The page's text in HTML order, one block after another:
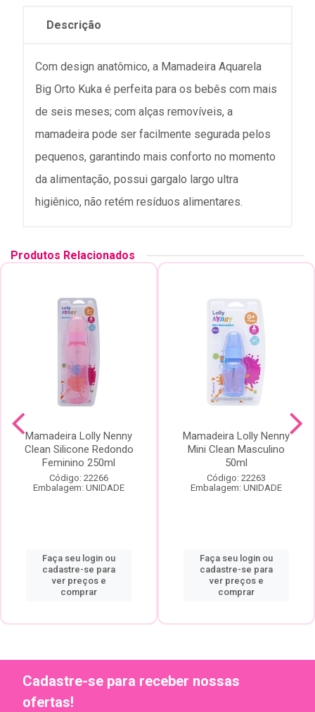
Descrição
Com design anatômico, a Mamadeira Aquarela
Big Orto Kuka é perfeita para os bebês com mais
de seis meses; com alças removíveis, a
mamadeira pode ser facilmente segurada pelos
pequenos, garantindo mais conforto no momento
da alimentação, possui gargalo largo ultra
higiênico, não retém resíduos alimentares.
Produtos Relacionados
Mamadeira Lolly Nenny
Clean Silicone Redondo
Feminino 250ml
Código: 22266
Embalagem: UNIDADE
Faça seu login ou
cadastre-se para
ver preços e
comprar
Mamadeira Lolly Nenny
Mini Clean Masculino
50ml
Código: 22263
Embalagem: UNIDADE
Faça seu login ou
cadastre-se para
ver preços e
comprar
Cadastre-se para receber nossas
ofertas!